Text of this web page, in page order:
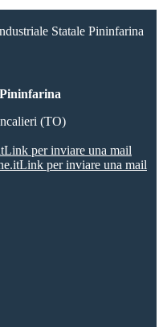
Statale Pininfarina
(TO)
Link per inviare una mail
Link per inviare una mail